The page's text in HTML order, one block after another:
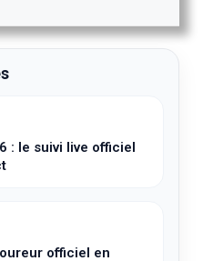
: le suivi live officiel
officiel en